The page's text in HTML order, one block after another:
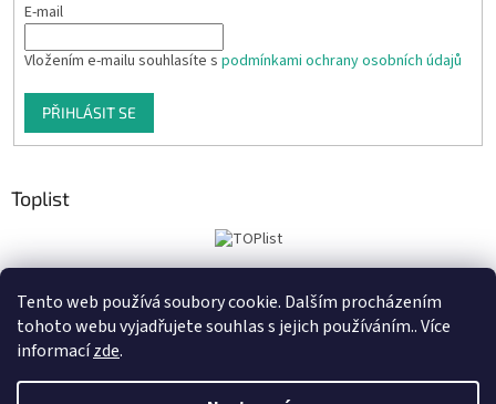
Tento web používá soubory cookie. Dalším procházením
tohoto webu vyjadřujete souhlas s jejich používáním.. Více
informacízde.
E-mail
Vložením e-mailu souhlasíte s podmínkami ochrany osobních údajů
PŘIHLÁSIT SE
Toplist
Tiskoteka.cz Krowki.cz Cedule-Cedulky.cz